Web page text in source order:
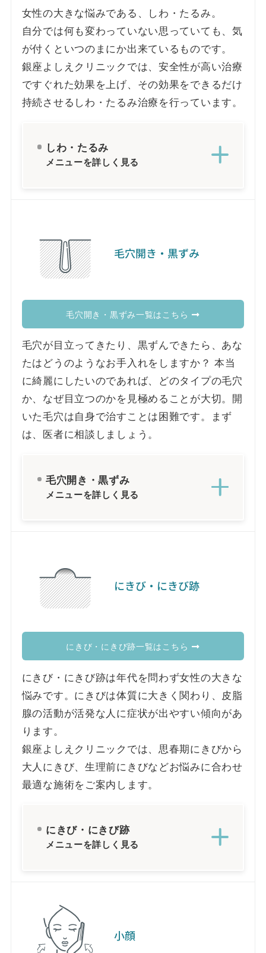
女性の大きな悩みである、しわ・たるみ。
自分では何も変わっていない思っていても、気
が付くといつのまにか出来ているものです。
銀座よしえクリニックでは、安全性が高い治療
ですぐれた効果を上げ、その効果をできるだけ
持続させるしわ・たるみ治療を行っています。
しわ・たるみ
メニューを詳しく見る
毛穴開き・黒ずみ
毛穴開き・黒ずみ一覧はこちら
毛穴が目立ってきたり、黒ずんできたら、あな
たはどうのようなお手入れをしますか？ 本当
に綺麗にしたいのであれば、どのタイプの毛穴
か、なぜ目立つのかを見極めることが大切。開
いた毛穴は自身で治すことは困難です。まず
は、医者に相談しましょう。
毛穴開き・黒ずみ
メニューを詳しく見る
にきび・にきび跡
にきび・にきび跡一覧はこちら
にきび・にきび跡は年代を問わず女性の大きな
悩みです。にきびは体質に大きく関わり、皮脂
腺の活動が活発な人に症状が出やすい傾向があ
ります。
銀座よしえクリニックでは、思春期にきびから
大人にきび、生理前にきびなどお悩みに合わせ
最適な施術をご案内します。
にきび・にきび跡
メニューを詳しく見る
小顔